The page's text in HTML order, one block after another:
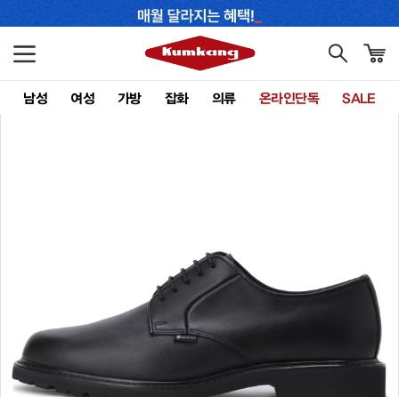
남성 여성 가방 잡화 의류 온라인단독 SALE